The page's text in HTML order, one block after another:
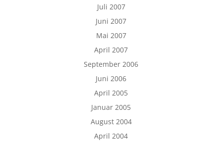
Juli 2007
Juni 2007
Mai 2007
April 2007
September 2006
Juni 2006
April 2005
Januar 2005
August 2004
April 2004